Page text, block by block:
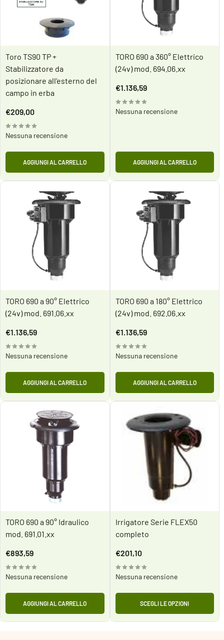
Toro TS90 TP +
Stabilizzatore da
posizionare all'esterno del
campo in erba
Prezzo
€209,00
Nessuna recensione
AGGIUNGI AL CARRELLO
TORO 690 a 360° Elettrico
(24v) mod. 694.06.xx
Prezzo
€1.136,59
Nessuna recensione
AGGIUNGI AL CARRELLO
TORO 690 a 90° Elettrico
(24v) mod. 691.06.xx
Prezzo
€1.136,59
Nessuna recensione
AGGIUNGI AL CARRELLO
TORO 690 a 180° Elettrico
(24v) mod. 692.06.xx
Prezzo
€1.136,59
Nessuna recensione
AGGIUNGI AL CARRELLO
TORO 690 a 90° Idraulico
mod. 691.01.xx
Prezzo
€893,59
Nessuna recensione
AGGIUNGI AL CARRELLO
Irrigatore Serie FLEX50
completo
Prezzo
€201,10
Nessuna recensione
SCEGLI LE OPZIONI